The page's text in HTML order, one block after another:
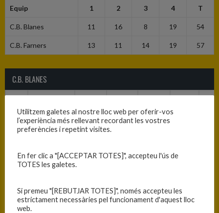
Equip 1 2 3 4 T
C.B. Blanes 11 16 8 19 54
C.B. Farners 13 11 14 19 57
C.B. BLANES
Núria
Atalaya
9 0 0
5
Judit
Abellán
1 0 0
7
Núria Duran
0 0 0
Utilitzem galetes al nostre lloc web per oferir-vos
l’experiència més rellevant recordant les vostres
preferències i repetint visites.
En fer clic a "[ACCEPTAR TOTES]", accepteu l'ús de
TOTES les galetes.
Si premeu "[REBUTJAR TOTES]", només accepteu les
estrictament necessàries pel funcionament d'aquest lloc
web.